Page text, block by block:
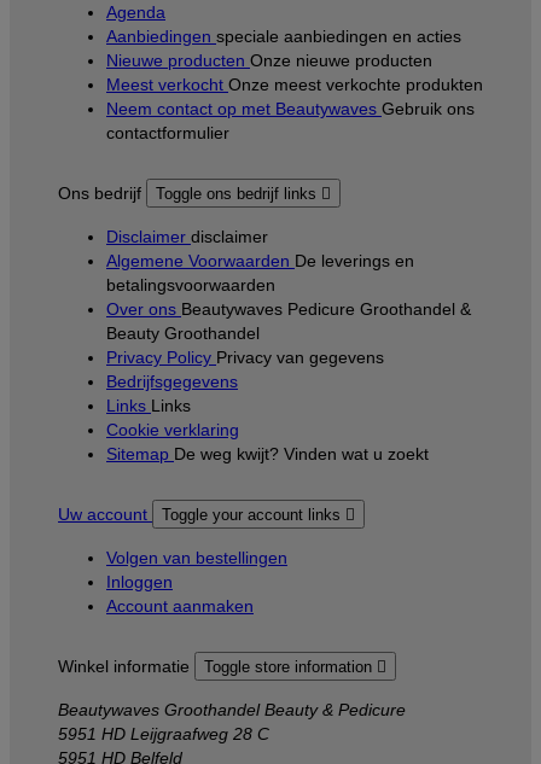
Agenda
Aanbiedingen speciale aanbiedingen en acties
Nieuwe producten Onze nieuwe producten
Meest verkocht Onze meest verkochte produkten
Neem contact op met Beautywaves Gebruik ons
contactformulier
Ons bedrijf Toggle ons bedrijf links 
Disclaimer disclaimer
Algemene Voorwaarden De leverings en
betalingsvoorwaarden
Over ons Beautywaves Pedicure Groothandel &
Beauty Groothandel
Privacy Policy Privacy van gegevens
Bedrijfsgegevens
Links Links
Cookie verklaring
Sitemap De weg kwijt? Vinden wat u zoekt
Uw account Toggle your account links 
Volgen van bestellingen
Inloggen
Account aanmaken
Winkel informatie Toggle store information 
Beautywaves Groothandel Beauty & Pedicure
5951 HD Leijgraafweg 28 C
5951 HD Belfeld